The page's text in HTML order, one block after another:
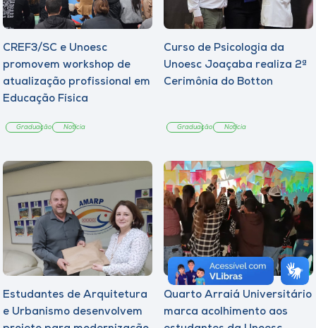
CREF3/SC e Unoesc
promovem workshop de
atualização profissional em
Educação Física
Graduação Notícia
Curso de Psicologia da
Unoesc Joaçaba realiza 2ª
Cerimônia do Botton
Graduação Notícia
Estudantes de Arquitetura
e Urbanismo desenvolvem
Quarto Arraiá Universitário
marca acolhimento aos